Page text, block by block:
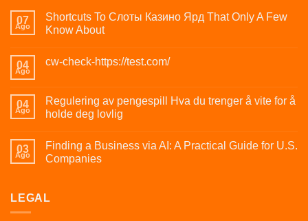
07
Ago
Shortcuts To Слоты Казино Ярд That Only A Few
Know About
04
Ago
cw-check-https://test.com/
04
Ago
Regulering av pengespill Hva du trenger å vite for å
holde deg lovlig
03
Ago
Finding a Business via AI: A Practical Guide for U.S.
Companies
LEGAL